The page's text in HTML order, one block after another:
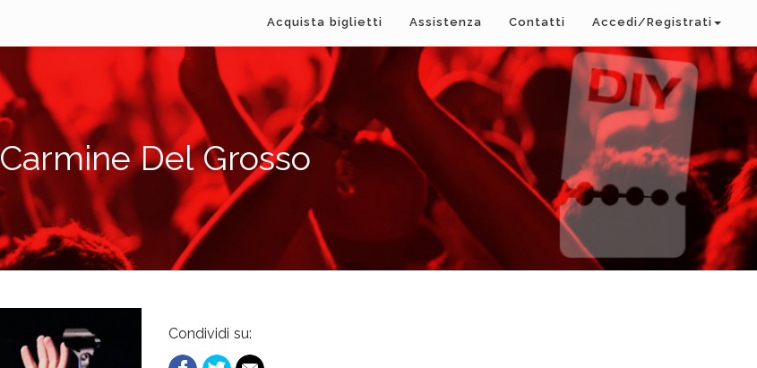
Acquista biglietti Assistenza Contatti Accedi/Registrati
Carmine Del Grosso
Condividi su: